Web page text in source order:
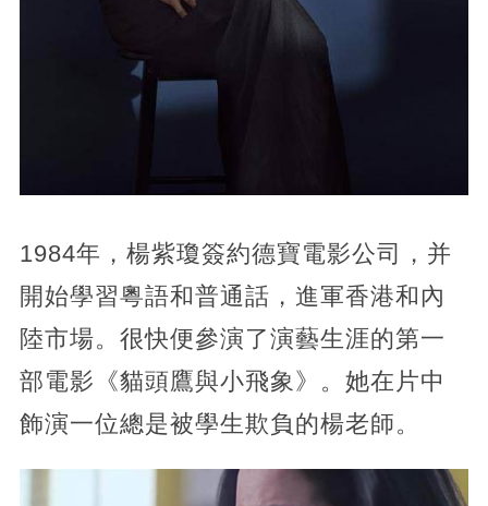
1984年，楊紫瓊簽約德寶電影公司，并
開始學習粵語和普通話，進軍香港和內
陸市場。很快便參演了演藝生涯的第一
部電影《貓頭鷹與小飛象》。她在片中
飾演一位總是被學生欺負的楊老師。